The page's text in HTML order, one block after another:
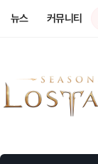
뉴스 커뮤니티